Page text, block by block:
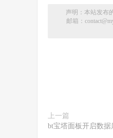
声明：本站发布
邮箱：
上一篇
bt宝塔面板开启数